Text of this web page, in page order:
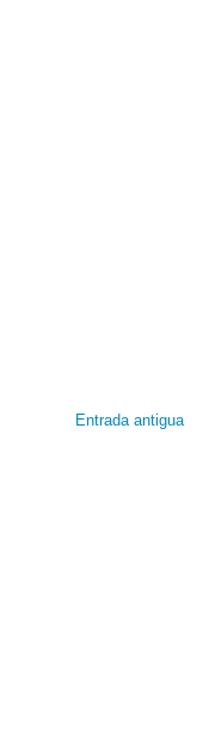
Entrada antigua